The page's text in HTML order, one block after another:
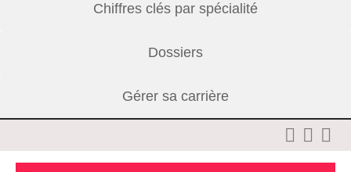
Chiffres clés par spécialité
Dossiers
Gérer sa carrière